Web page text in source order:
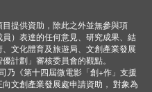
提供資助，除此之外並無參與項
）表達的任何意見、研究成果、結
文化體育及旅遊局、文創產業發展
計劃」審核委員會的觀點。
乃《第十四屆微電影「創+作」支援
文創產業發展處申請資助， 對象為